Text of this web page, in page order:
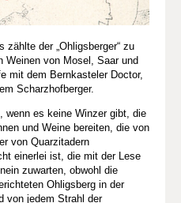
zählte der „Ohligsberger“ zu
Weinen von Mosel, Saar und
mit dem Bernkasteler Doctor,
Scharzhofberger.
wenn es keine Winzer gibt, die
und Weine bereiten, die von
von Quarzitadern
einerlei ist, die mit der Lese
zuwarten, obwohl die
Ohligsberg in der
von jedem Strahl der